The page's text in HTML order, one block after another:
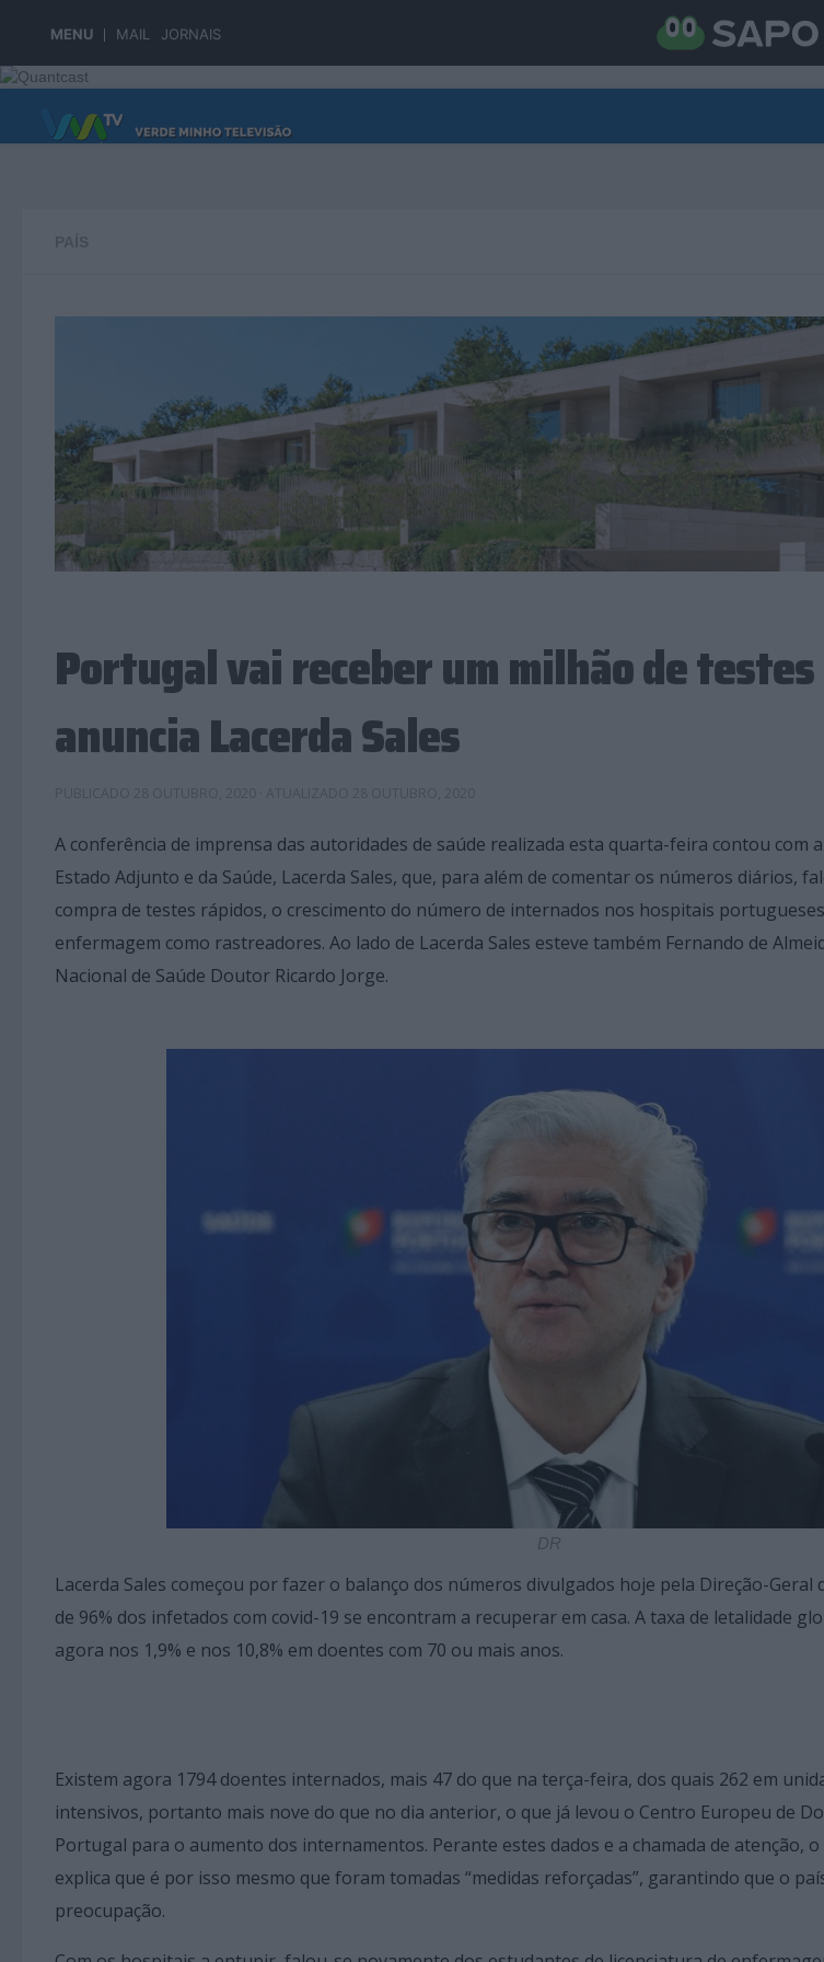
MENU MAIL JORNAIS
Skip to content
Portugal vai receber um milhão de
anuncia Lacerda Sales
A conferência de imprensa das autoridades de saúde realizada esta quarta-feira contou com
Estado Adjunto e da Saúde, Lacerda Sales, que, para além de comentar os números diários,
compra de testes rápidos, o crescimento do número de internados nos hospitais
enfermagem como rastreadores. Ao lado de Lacerda Sales esteve também Fernando de
Nacional de Saúde Doutor Ricardo Jorge.
DR
Lacerda Sales começou por fazer o balanço dos números divulgados hoje pela Direção-Geral
de 96% dos infetados com covid-19 se encontram a recuperar em casa. A taxa de letalidade
agora nos 1,9% e nos 10,8% em doentes com 70 ou mais anos.
Existem agora 1794 doentes internados, mais 47 do que na terça-feira, dos quais 262 em
intensivos, portanto mais nove do que no dia anterior, o que já levou o Centro Europeu de
Portugal para o aumento dos internamentos. Perante estes dados e a chamada de atenção,
explica que é por isso mesmo que foram tomadas “medidas reforçadas”, garantindo que o
preocupação.